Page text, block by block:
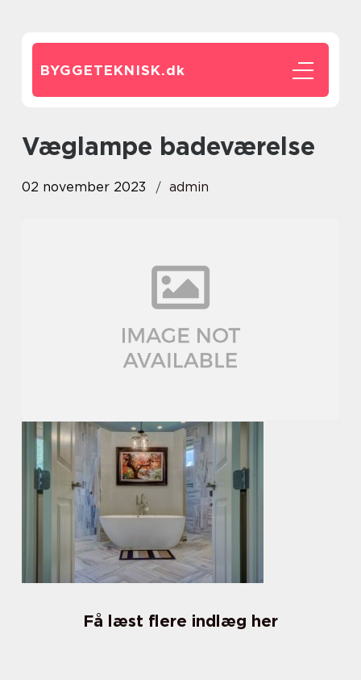
BYGGETEKNISK.dk
væglampe badeværelse
02 november 2023 admin
Få læst flere indlæg her